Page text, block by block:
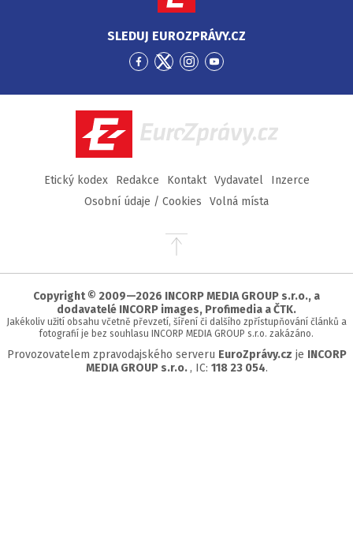
SLEDUJ EUROZPRÁVY.CZ
Přejít
Facebook
Přejít
Twitter
Přejít
Instagram
Přejít
YouTube
EuroZprávy.cz
Etický kodex Redakce Kontakt Vydavatel
Inzerce
Osobní údaje / Cookies
Volná místa
Přejít
stránky
Copyright © 2009—2026 INCORP MEDIA GROUP s.r.o., a
dodavatelé INCORP images, Profimedia a ČTK.
Jakékoliv užití obsahu včetně převzetí, šíření či dalšího zpřístupňování článků a
fotografií je bez souhlasu INCORP MEDIA GROUP s.r.o. zakázáno.
Provozovatelem zpravodajského serveru EuroZprávy.cz je INCORP
MEDIA GROUP s.r.o. , IC: 118 23 054.